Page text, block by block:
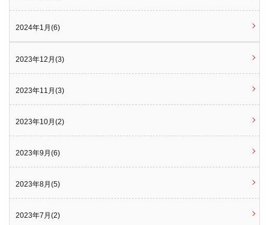
2024年1月(6)
2023年12月(3)
2023年11月(3)
2023年10月(2)
2023年9月(6)
2023年8月(5)
2023年7月(2)